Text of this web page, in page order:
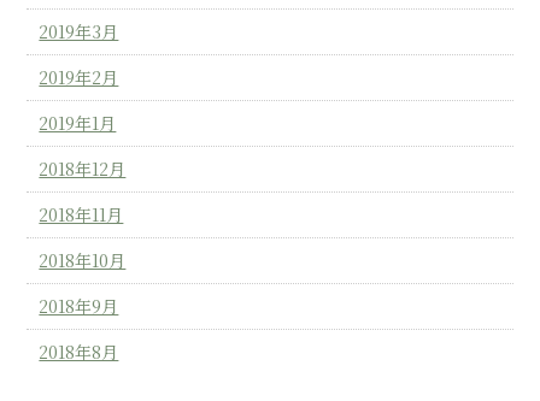
2019年3月
2019年2月
2019年1月
2018年12月
2018年11月
2018年10月
2018年9月
2018年8月